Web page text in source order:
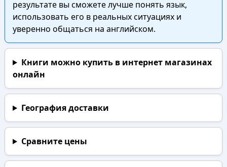
результате вы сможете лучше понять язык,
использовать его в реальных ситуациях и
уверенно общаться на английском.
Книги можно купить в интернет магазинах
онлайн
География доставки
Сравните цены